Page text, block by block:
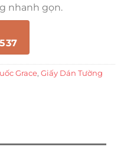
nhanh gọn.
Grace, Giấy Dán Tường